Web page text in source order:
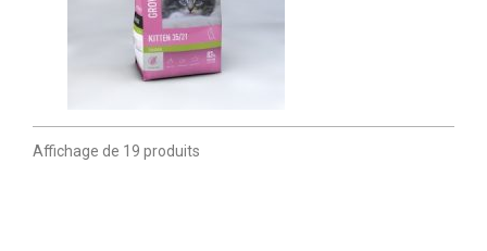
Affichage de 19 produits